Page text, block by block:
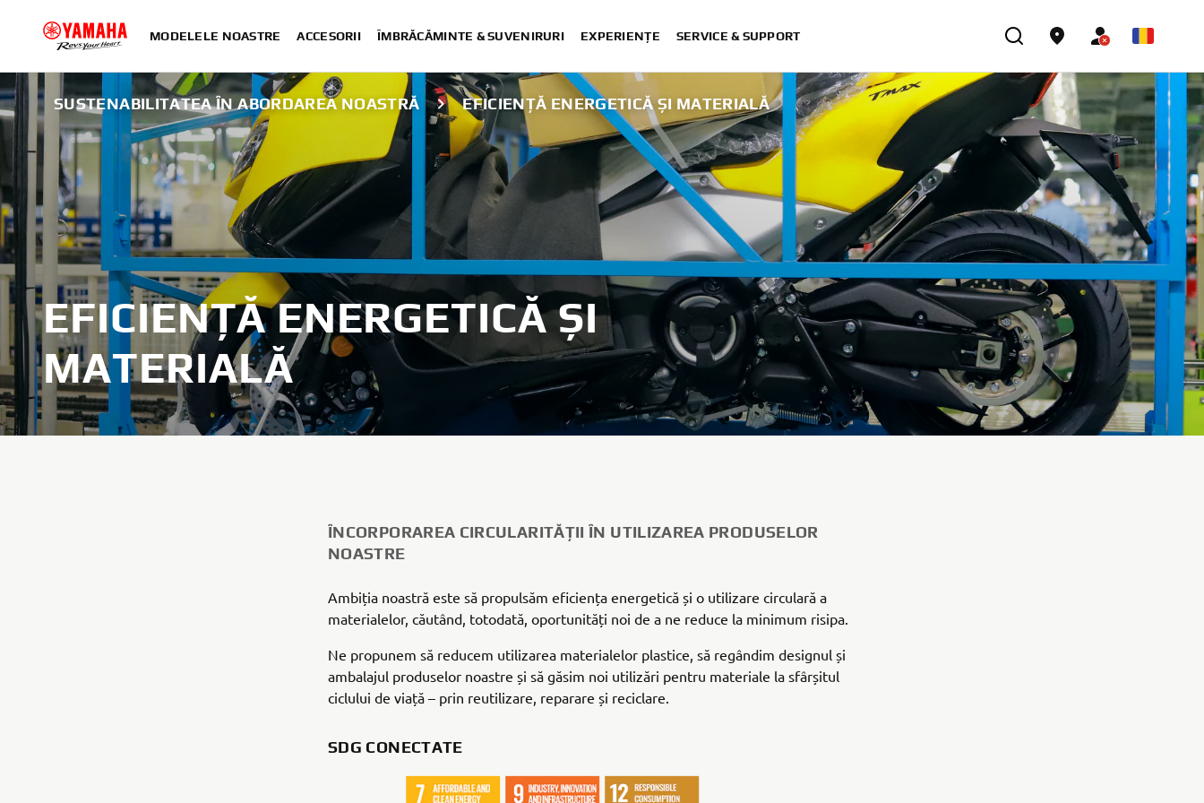
MODELELE NOASTRE ACCESORII ÎMBRĂCĂMINTE & SUVENIRURI EXPERIENȚE SERVICE & SUPPORT
SUSTENABILITATEA ÎN ABORDAREA NOASTRĂ EFICIENȚĂ ENERGETICĂ ȘI MATERIALĂ
EFICIENȚĂ ENERGETICĂ ȘI
MATERIALĂ
ÎNCORPORAREA CIRCULARITĂȚII ÎN UTILIZAREA PRODUSELOR
NOASTRE
Ambiția noastră este să propulsăm eficiența energetică și o utilizare circulară a
materialelor, căutând, totodată, oportunități noi de a ne reduce la minimum risipa.
Ne propunem să reducem utilizarea materialelor plastice, să regândim designul și
ambalajul produselor noastre și să găsim noi utilizări pentru materiale la sfârșitul
ciclului de viață – prin reutilizare, reparare și reciclare.
SDG CONECTATE